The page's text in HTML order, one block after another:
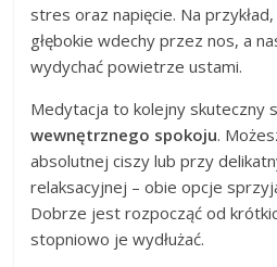
stres oraz napięcie. Na
głębokie wdechy przez nos, a
wydychać powietrze ustami.
Medytacja to kolejny skuteczny
wewnętrznego spokoju.
absolutnej ciszy lub przy
relaksacyjnej – obie opcje
Dobrze jest rozpocząć od
stopniowo je wydłużać.